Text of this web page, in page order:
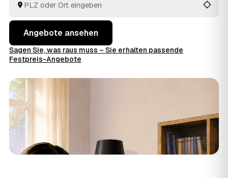
Angebote ansehen
Sagen Sie, was raus muss – Sie erhalten passende
Festpreis-Angebote